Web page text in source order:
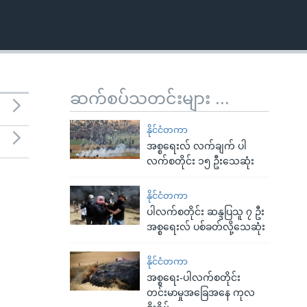
ဆက်စပ်သတင်းများ ...
နိုင်ငံတကာ
အစ္စရေးလ် လက်ချက် ပါ
လက်စတိုင်း ၁၅ ဦးသေဆုံး
နိုင်ငံတကာ
ပါလက်စတိုင်း ဆန္ဒပြသူ ၇ ဦး
အစ္စရေးလ် ပစ်ခတ်လို့သေဆုံး
နိုင်ငံတကာ
အစ္စရေး-ပါလက်စတိုင်း
တင်းမာမှုအခြေအနေ ကုလ